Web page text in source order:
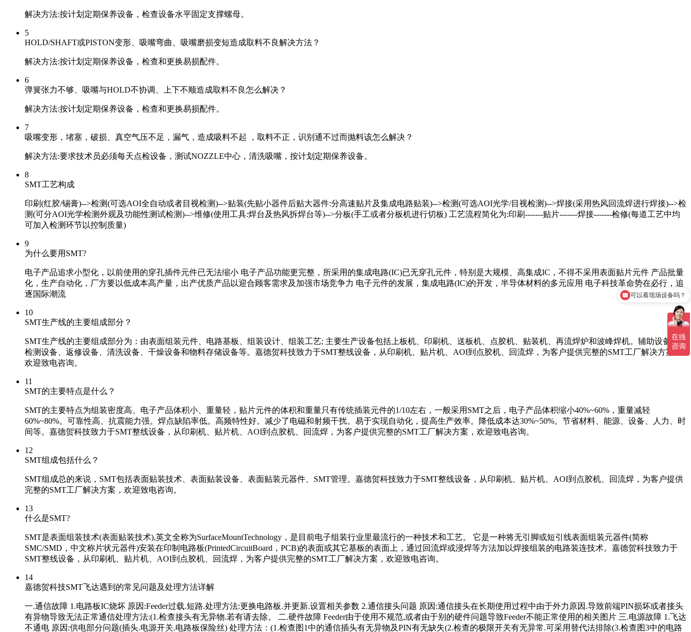
可以看现场设备吗？
解决方法:按计划定期保养设备，检查设备水平固定支撑螺母。
5
HOLD/SHAFT或PISTON变形、吸嘴弯曲、吸嘴磨损变短造成取料不良解决方法？
解决方法:按计划定期保养设备，检查和更换易损配件。
6
弹簧张力不够、吸嘴与HOLD不协调、上下不顺造成取料不良怎么解决？
解决方法:按计划定期保养设备，检查和更换易损配件。
7
吸嘴变形，堵塞，破损、真空气压不足，漏气，造成吸料不起 ，取料不正，识别通不过而抛料该怎么解决？
解决方法:要求技术员必须每天点检设备，测试NOZZLE中心，清洗吸嘴，按计划定期保养设备。
8
SMT工艺构成
印刷(红胶/锡膏)-->检测(可选AOI全自动或者目视检测)-->贴装(先贴小器件后贴大器件:分高速贴片及集成电路贴装)-->检测(可选AOI光学/目视检测)-->焊接(采用热风回流焊进行焊接)-->检
测(可分AOI光学检测外观及功能性测试检测)-->维修(使用工具:焊台及热风拆焊台等)-->分板(手工或者分板机进行切板) 工艺流程简化为:印刷-------贴片-------焊接-------检修(每道工艺中均
可加入检测环节以控制质量)
9
为什么要用SMT?
电子产品追求小型化，以前使用的穿孔插件元件已无法缩小 电子产品功能更完整，所采用的集成电路(IC)已无穿孔元件，特别是大规模、高集成IC，不得不采用表面贴片元件 产品批量
化，生产自动化，厂方要以低成本高产量，出产优质产品以迎合顾客需求及加强市场竞争力 电子元件的发展，集成电路(IC)的开发，半导体材料的多元应用 电子科技革命势在必行，追
逐国际潮流
10
SMT生产线的主要组成部分？
SMT生产线的主要组成部分为：由表面组装元件、电路基板、组装设计、组装工艺; 主要生产设备包括上板机、印刷机、送板机、点胶机、贴装机、再流焊炉和波峰焊机。辅助设备有
检测设备、返修设备、清洗设备、干燥设备和物料存储设备等。嘉德贺科技致力于SMT整线设备，从印刷机、贴片机、AOI到点胶机、回流焊，为客户提供完整的SMT工厂解决方案，
欢迎致电咨询。
11
SMT的主要特点是什么？
SMT的主要特点为组装密度高、电子产品体积小、重量轻，贴片元件的体积和重量只有传统插装元件的1/10左右，一般采用SMT之后，电子产品体积缩小40%~60%，重量减轻
60%~80%。可靠性高、抗震能力强。焊点缺陷率低。高频特性好。减少了电磁和射频干扰。易于实现自动化，提高生产效率。降低成本达30%~50%。节省材料、能源、设备、人力、时
间等。嘉德贺科技致力于SMT整线设备，从印刷机、贴片机、AOI到点胶机、回流焊，为客户提供完整的SMT工厂解决方案，欢迎致电咨询。
12
SMT组成包括什么？
SMT组成总的来说，SMT包括表面贴装技术、表面贴装设备、表面贴装元器件、SMT管理。嘉德贺科技致力于SMT整线设备，从印刷机、贴片机、AOI到点胶机、回流焊，为客户提供
完整的SMT工厂解决方案，欢迎致电咨询。
13
什么是SMT?
SMT是表面组装技术(表面贴装技术),英文全称为SurfaceMountTechnology，是目前电子组装行业里最流行的一种技术和工艺。 它是一种将无引脚或短引线表面组装元器件(简称
SMC/SMD，中文称片状元器件)安装在印制电路板(PrintedCircuitBoard，PCB)的表面或其它基板的表面上，通过回流焊或浸焊等方法加以焊接组装的电路装连技术。嘉德贺科技致力于
SMT整线设备，从印刷机、贴片机、AOI到点胶机、回流焊，为客户提供完整的SMT工厂解决方案，欢迎致电咨询。
14
嘉德贺科技SMT飞达遇到的常见问题及处理方法详解
一.通信故障 1.电路板IC烧坏 原因:Feeder过载.短路.处理方法:更换电路板.并更新.设置相关参数 2.通信接头问题 原因:通信接头在长期使用过程中由于外力原因.导致前端PIN损坏或者接头
有异物导致无法正常通信处理方法:(1.检查接头有无异物.若有请去除。 二.硬件故障 Feeder由于使用不规范,或者由于别的硬件问题导致Feeder不能正常使用的相关图片 三.电源故障 1.飞达
不通电 原因:供电部分问题(插头.电源开关.电路板保险丝) 处理方法：(1.检查图1中的通信插头有无异物及PIN有无缺失(2.检查的极限开关有无异常.可采用替代法排除(3.检查图3中的电路